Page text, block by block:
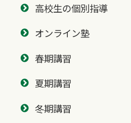
高校生の個別指導
オンライン塾
春期講習
夏期講習
冬期講習